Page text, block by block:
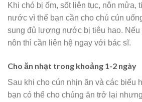
Khi chó bị ốm, sốt liên tục, nôn mửa,
nước vì thế bạn cần cho chú cún
sung đủ lượng nước bị tiêu hao.
nôn thì cần liên hệ ngay với bác sĩ.
Cho ăn nhạt trong khoảng 1-2 ngày
Sau khi cho cún nhịn ăn và các biểu
bạn có thể cho chúng ăn trở lại